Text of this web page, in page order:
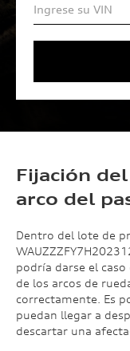
Fijación
arco del
Dentro del lote de
podría darse el
de los arcos de
correctamente. Es
puedan llegar a
descartar una